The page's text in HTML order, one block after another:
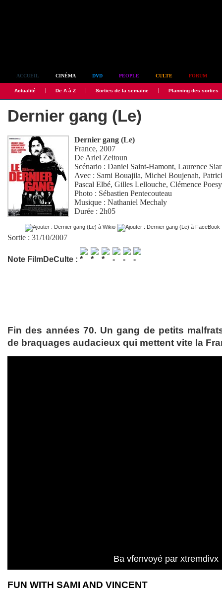
ACCUEIL CINÉMA DVD PEOPLE CULTE FORUM
Actualité De A à Z Sorties de la semaine Planning des sorties
Dernier gang (Le)
Dernier gang (Le)
France, 2007
De Ariel Zeitoun
Scénario :Daniel Saint-Hamont,Laurence
Avec : Sami Bouajila,Michel Boujenah,
Pascal Elbé,Gilles Lellouche,Clémence Poesy
Photo : Sébastien Pentecouteau
Musique :Nathaniel Mechaly
Durée : 2h05
Sortie : 31/10/2007
Note FilmDeCulte :
Fin des années 70. Un gang de petits
de braquages audacieux qui mettent vite la
Ba vfenvoyé par xtremdivx
FUN WITH SAMI AND VINCENT